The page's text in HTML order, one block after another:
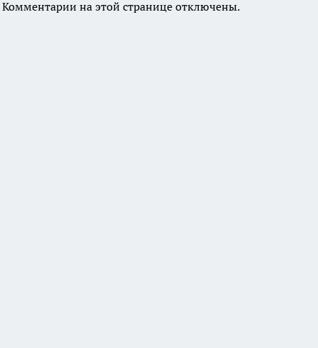
Комментарии на этой странице отключены.